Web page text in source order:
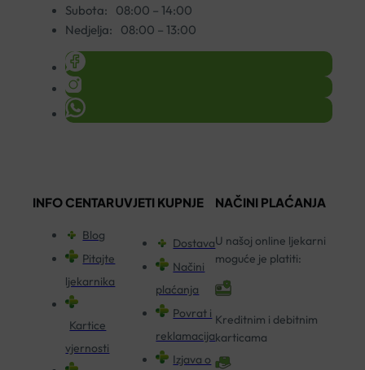
Subota:
08:00 – 14:00
Nedjelja:
08:00 – 13:00
INFO CENTAR
Blog
Pitajte
ljekarnika
Kartice
vjernosti
UVJETI KUPNJE
Dostava
Načini
plaćanja
Povrat i
reklamacija
Izjava o
NAČINI PLAĆANJA
U našoj online ljekarni
moguće je platiti:
Kreditnim i debitnim
karticama